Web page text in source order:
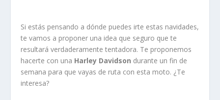
Si estás pensando a dónde puedes irte estas navidades,
te vamos a proponer una idea que seguro que te
resultará verdaderamente tentadora. Te proponemos
hacerte con una Harley Davidson durante un fin de
semana para que vayas de ruta con esta moto. ¿Te
interesa?